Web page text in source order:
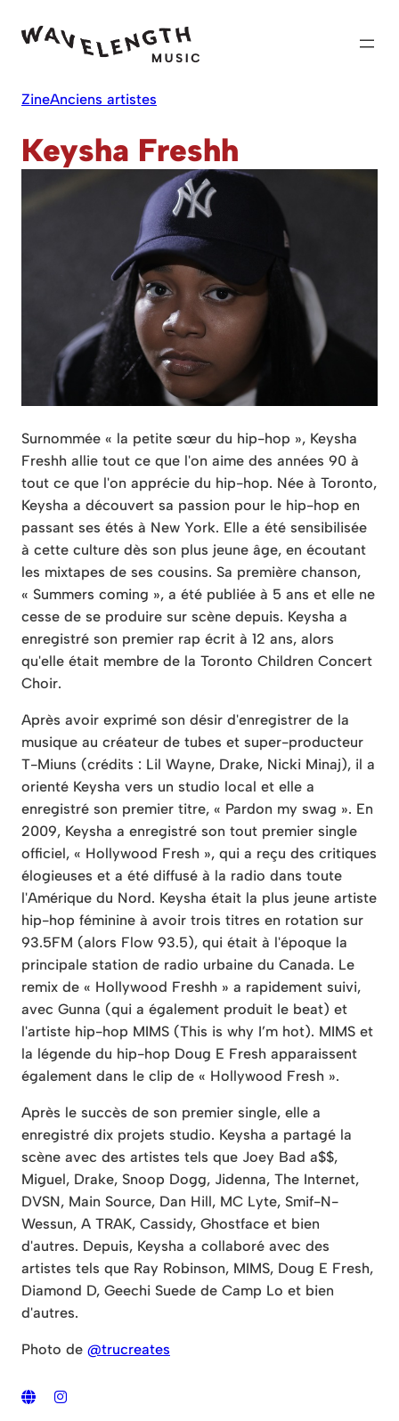
ZineAnciens artistes
Keysha Freshh
Surnommée « la petite sœur du hip-hop », Keysha
Freshh allie tout ce que l'on aime des années 90 à
tout ce que l'on apprécie du hip-hop. Née à Toronto,
Keysha a découvert sa passion pour le hip-hop en
passant ses étés à New York. Elle a été sensibilisée
à cette culture dès son plus jeune âge, en écoutant
les mixtapes de ses cousins. Sa première chanson,
« Summers coming », a été publiée à 5 ans et elle ne
cesse de se produire sur scène depuis. Keysha a
enregistré son premier rap écrit à 12 ans, alors
qu'elle était membre de la Toronto Children Concert
Choir.
Après avoir exprimé son désir d'enregistrer de la
musique au créateur de tubes et super-producteur
T-Miuns (crédits : Lil Wayne, Drake, Nicki Minaj), il a
orienté Keysha vers un studio local et elle a
enregistré son premier titre, « Pardon my swag ». En
2009, Keysha a enregistré son tout premier single
officiel, « Hollywood Fresh », qui a reçu des critiques
élogieuses et a été diffusé à la radio dans toute
l'Amérique du Nord. Keysha était la plus jeune artiste
hip-hop féminine à avoir trois titres en rotation sur
93.5FM (alors Flow 93.5), qui était à l'époque la
principale station de radio urbaine du Canada. Le
remix de « Hollywood Freshh » a rapidement suivi,
avec Gunna (qui a également produit le beat) et
l'artiste hip-hop MIMS (This is why I’m hot). MIMS et
la légende du hip-hop Doug E Fresh apparaissent
également dans le clip de « Hollywood Fresh ».
Après le succès de son premier single, elle a
enregistré dix projets studio. Keysha a partagé la
scène avec des artistes tels que Joey Bad a$$,
Miguel, Drake, Snoop Dogg, Jidenna, The Internet,
DVSN, Main Source, Dan Hill, MC Lyte, Smif-N-
Wessun, A TRAK, Cassidy, Ghostface et bien
d'autres. Depuis, Keysha a collaboré avec des
artistes tels que Ray Robinson, MIMS, Doug E Fresh,
Diamond D, Geechi Suede de Camp Lo et bien
d'autres.
Photo de @trucreates